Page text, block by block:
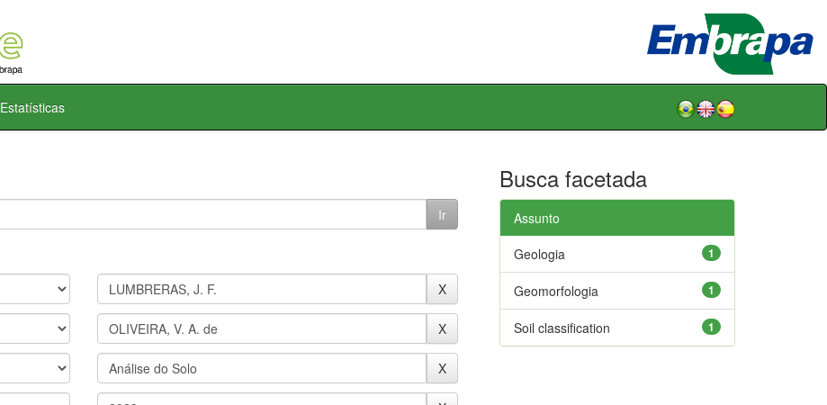
Estatísticas
Busca facetada
Assunto
1
Geologia
1
Geomorfologia
1
Soil classification